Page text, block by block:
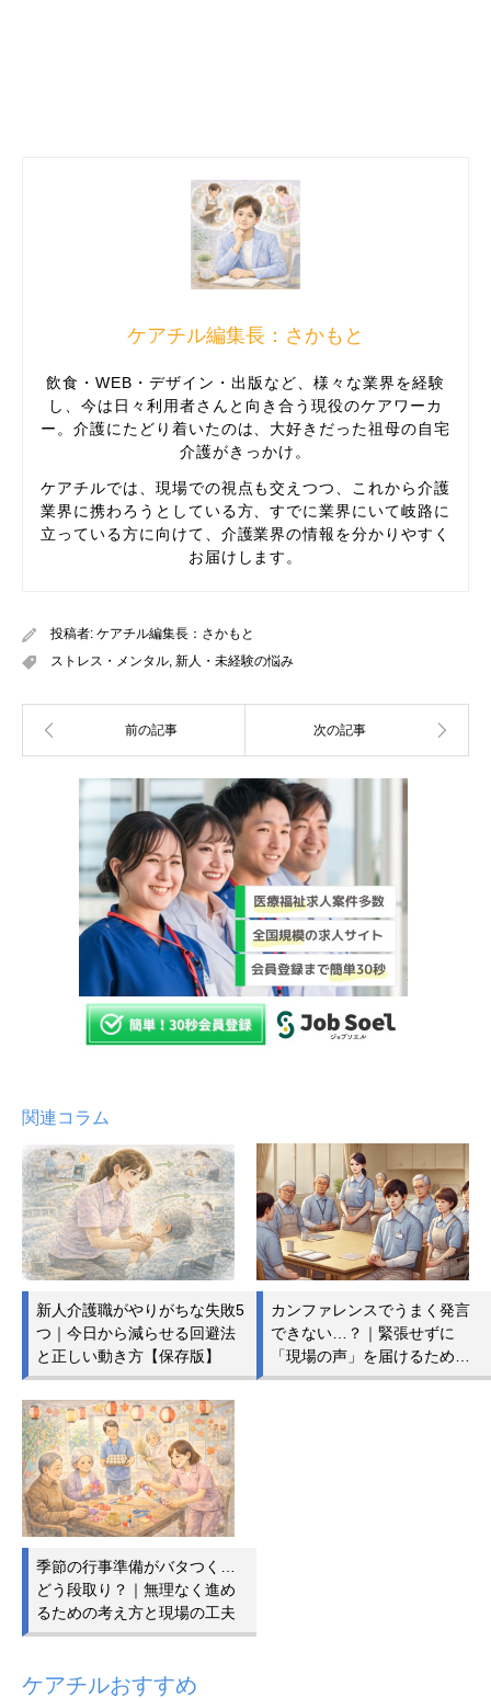
ケアチル編集長：さかもと
飲食・WEB・デザイン・出版など、様々な業界を経験
し、今は日々利用者さんと向き合う現役のケアワーカ
ー。介護にたどり着いたのは、大好きだった祖母の自宅
介護がきっかけ。
ケアチルでは、現場での視点も交えつつ、これから介護
業界に携わろうとしている方、すでに業界にいて岐路に
立っている方に向けて、介護業界の情報を分かりやすく
お届けします。
投稿者: ケアチル編集長：さかもと
ストレス・メンタル, 新人・未経験の悩み
関連コラム
新人介護職がやりがちな失敗5
つ｜今日から減らせる回避法
と正しい動き方【保存版】
カンファレンスでうまく発言
できない…？｜緊張せずに
「現場の声」を届けるため…
季節の行事準備がバタつく…
どう段取り？｜無理なく進め
るための考え方と現場の工夫
ケアチルおすすめ